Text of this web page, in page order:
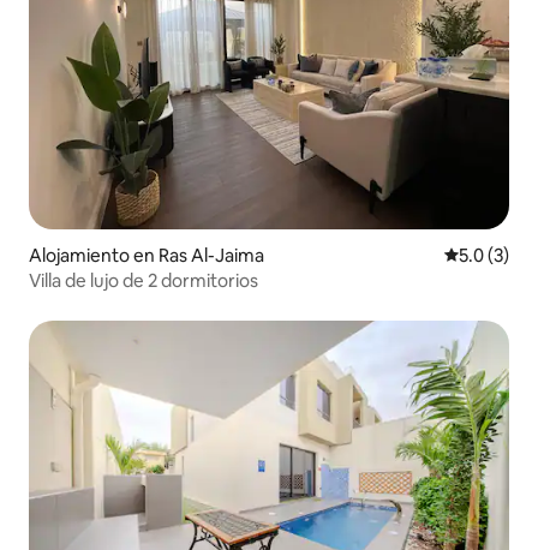
Alojamiento en Ras Al-Jaima
5.0 (3)
Villa de lujo de 2 dormitorios